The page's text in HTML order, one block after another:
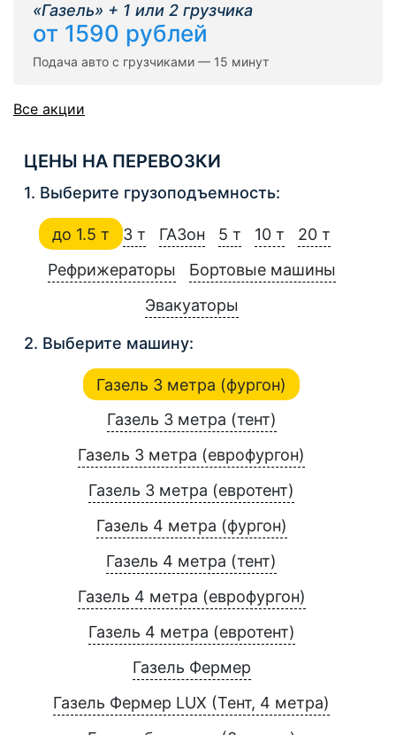
«Газель» + 1 или 2 грузчика
от 1590 рублей
Подача авто с грузчиками — 15 минут
Все акции
ЦЕНЫ НА ПЕРЕВОЗКИ
1. Выберите грузоподъемность:
до 1.5 т 3 т ГАЗон 5 т 10 т
20 т
Рефрижераторы
Бортовые машины
Эвакуаторы
2. Выберите машину:
Газель 3 метра (фургон)
Газель 3 метра (тент)
Газель 3 метра (еврофургон)
Газель 3 метра (евротент)
Газель 4 метра (фургон)
Газель 4 метра (тент)
Газель 4 метра (еврофургон)
Газель 4 метра (евротент)
Газель Фермер
Газель Фермер LUX (Тент, 4 метра)